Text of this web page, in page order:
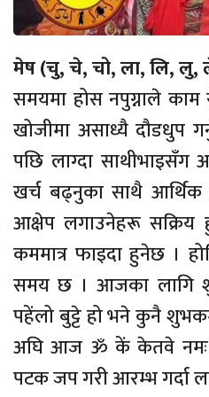
मेष (चु, चे, चो, ला, लि, लु,
समयमा होस नपुग्नाले
खोजीमा असाध्यै दौडधुप
पछि लाग्दा
खर्च बढ्नुका साथै
आक्षेप लगाउनेहरू सक्रिय
कममात्र फाइदा हुनेछ ।
समय छ । आजका लागि
पहेंलो बुट्टे हो भने कुनै शुभकर्म
अघि आज ॐ कें केतवे नमः
पटक जप गरी आरम्भ गर्दा